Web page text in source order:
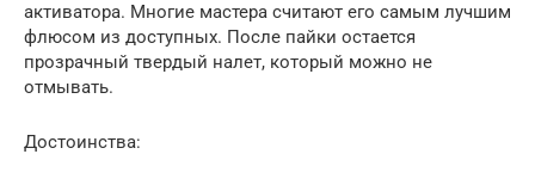
активатора. Многие мастера считают его самым лучшим
флюсом из доступных. После пайки остается
прозрачный твердый налет, который можно не
отмывать.
Достоинства: